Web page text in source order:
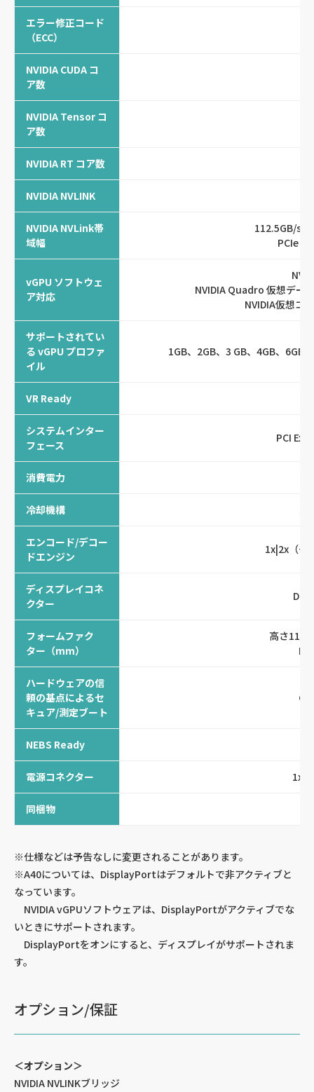
エラー修正コード
（ECC）
NVIDIA CUDA コ
ア数
NVIDIA Tensor コ
ア数
NVIDIA RT コア数
NVIDIA NVLINK
NVIDIA NVLink帯
域幅
112.5GB/s
PCIe
vGPU ソフトウェ
ア対応
NVIDIA Quadro 仮想デー
NVIDIA仮想コ
サポートされてい
る vGPU プロファ
イル
1GB、2GB、3 GB、4GB、6GB
VR Ready
システムインター
フェース
PCI
消費電力
冷却機構 パ
エンコード/デコー
ドエンジン
1x|2x（
ディスプレイコネ
クター
フォームファク
ター（mm）
高さ
ハードウェアの信
頼の基点によるセ
キュア/測定ブート
NEBS Ready
電源コネクター
同梱物
※仕様などは予告なしに変更されることがあります。
※A40については、DisplayPortはデフォルトで非アクティブと
なっています。
NVIDIA vGPUソフトウェアは、DisplayPortがアクティブでな
いときにサポートされます。
DisplayPortをオンにすると、ディスプレイがサポートされま
す。
オプション/保証
＜オプション＞
NVIDIA NVLINKブリッジ